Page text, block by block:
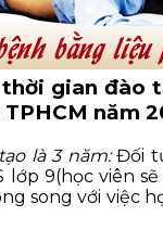
gian đào
năm
là 3 năm:Đối
lớp 9(học viên
song với việc